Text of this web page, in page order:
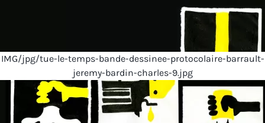
IMG/jpg/tue-le-temps-bande-dessinee-protocolaire-barrault-
jeremy-bardin-charles-9.jpg